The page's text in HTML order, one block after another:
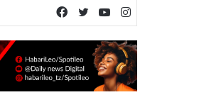
YouTube
Twitter
Facebook